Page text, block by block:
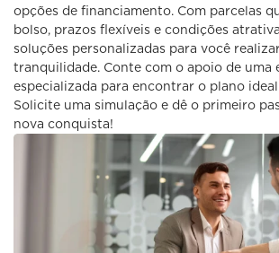
opções de financiamento. Com parcelas
bolso, prazos flexíveis e condições
soluções personalizadas para você
tranquilidade. Conte com o apoio de uma
especializada para encontrar o plano
Solicite uma simulação e dê o primeiro
nova conquista!